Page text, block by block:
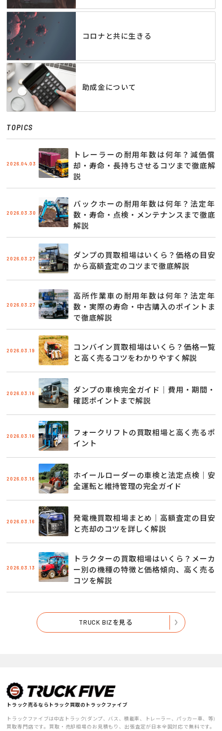
コロナと共に生きる
助成金について
TOPICS
2026.04.03
トレーラーの耐用年数は何年？減価償
却・寿命・長持ちさせるコツまで徹底解
説
2026.03.30
バックホーの耐用年数は何年？法定年
数・寿命・点検・メンテナンスまで徹底
解説
2026.03.27
ダンプの買取相場はいくら？価格の目安
から高額査定のコツまで徹底解説
2026.03.27
高所作業車の耐用年数は何年？法定年
数・実際の寿命・中古購入のポイントま
で徹底解説
2026.03.19
コンバイン買取相場はいくら？価格一覧
と高く売るコツをわかりやすく解説
2026.03.16
ダンプの車検完全ガイド｜費用・期間・
確認ポイントまで解説
2026.03.16
フォークリフトの買取相場と高く売るポ
イント
2026.03.16
ホイールローダーの車検と法定点検｜安
全運転と維持管理の完全ガイド
2026.03.16
発電機買取相場まとめ｜高額査定の目安
と売却のコツを詳しく解説
2026.03.13
トラクターの買取相場はいくら？メーカ
ー別の機種の特徴と価格傾向、高く売る
コツを解説
TRUCK BIZを見る
トラック売るならトラック買取のトラックファイブ
トラックファイブは中古トラック(ダンプ、バス、積載車、トレーラー、パッカー車、等)
買取専門店です。買取・売却相場のお見積もり、出張査定が日本全国対応で無料です。